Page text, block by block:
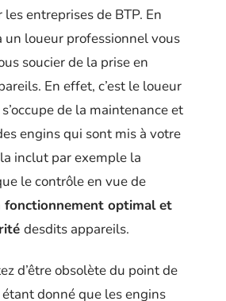
entreprises de BTP. En
un loueur professionnel vous
soucier de la prise en
En effet, c’est le loueur
de la maintenance et
engins qui sont mis à votre
inclut par exemple la
le contrôle en vue de
fonctionnement optimal et
desdits appareils.
d’être obsolète du point de
donné que les engins